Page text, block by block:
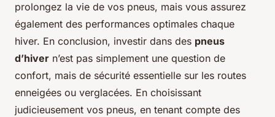
prolongez la vie de vos pneus, mais vous assurez
également des performances optimales chaque
hiver. En conclusion, investir dans des pneus
d’hiver n’est pas simplement une question de
confort, mais de sécurité essentielle sur les routes
enneigées ou verglacées. En choisissant
judicieusement vos pneus, en tenant compte des